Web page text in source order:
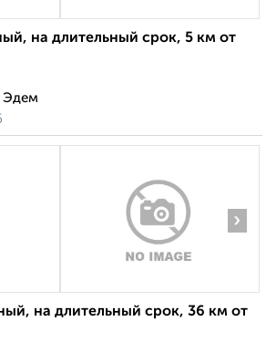
на длительный срок, 5 км от
Эдем
›
на длительный срок, 36 км от